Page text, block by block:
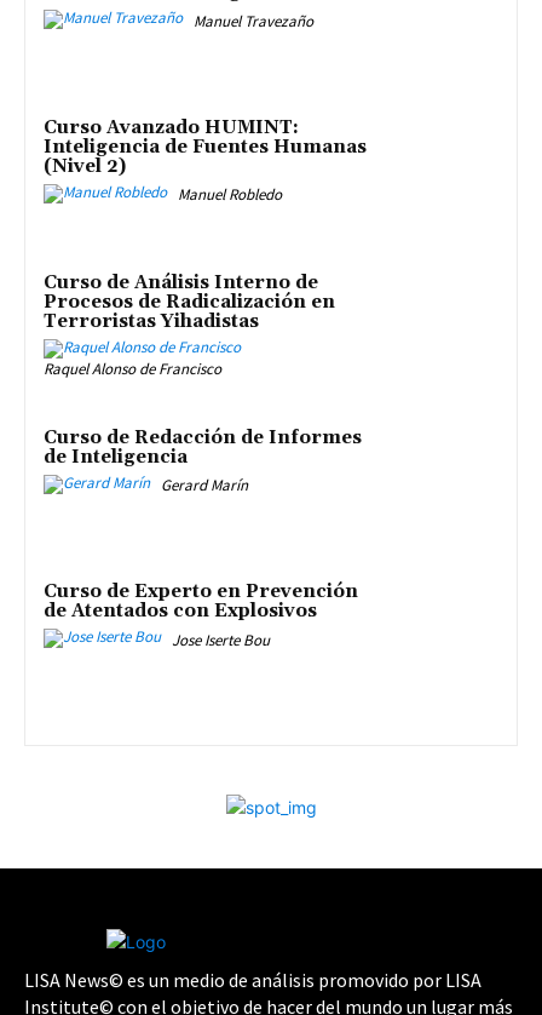
Manuel Travezaño
Curso Avanzado HUMINT:
Inteligencia de Fuentes Humanas
(Nivel 2)
Manuel Robledo
Curso de Análisis Interno de
Procesos de Radicalización en
Terroristas Yihadistas
Raquel Alonso de Francisco
Curso de Redacción de Informes
de Inteligencia
Gerard Marín
Curso de Experto en Prevención
de Atentados con Explosivos
Jose Iserte Bou
LISA News© es un medio de análisis promovido por LISA
Institute© con el objetivo de hacer del mundo un lugar más